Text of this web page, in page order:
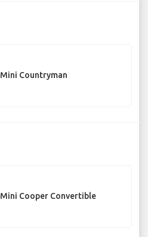
Mini Countryman
Mini Cooper Convertible